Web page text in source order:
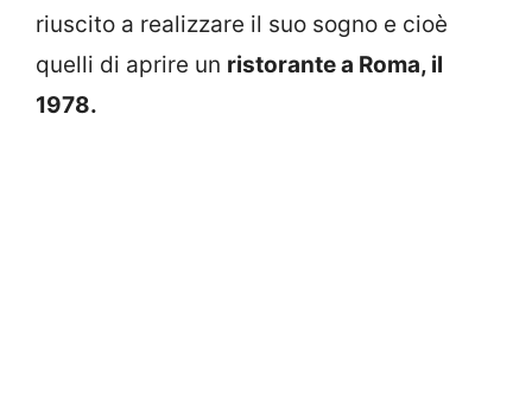
riuscito a realizzare il suo sogno e cioè
quelli di aprire un ristorante a Roma, il
1978.